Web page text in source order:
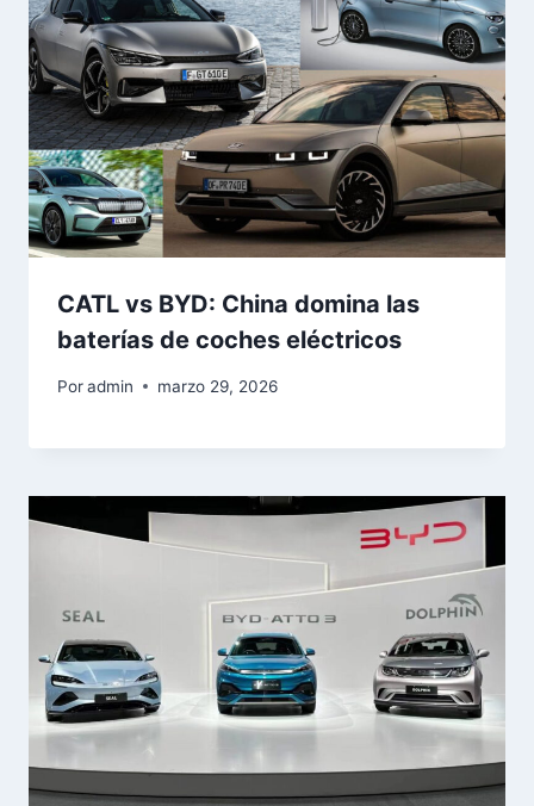
CATL vs BYD: China domina las
baterías de coches eléctricos
Poradmin marzo 29, 2026